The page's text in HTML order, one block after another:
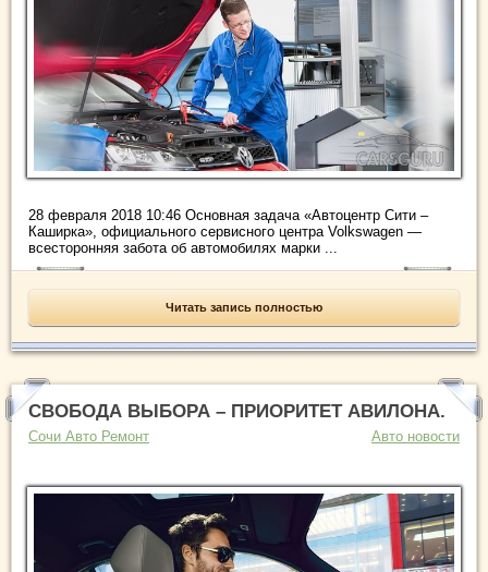
28 февраля 2018 10:46 Основная задача «Автоцентр Сити –
Каширка», официального сервисного центра Volkswagen —
всесторонняя забота об автомобилях марки ...
Читать запись полностью
СВОБОДА ВЫБОРА – ПРИОРИТЕТ АВИЛОНА.
Сочи Авто Ремонт Авто новости